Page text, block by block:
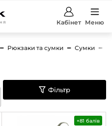
Кабінет Меню
Рюкзаки та сумки Сумки
Фільтр
+81 балів